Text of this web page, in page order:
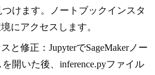
けます。ノートブックインスタ
にアクセスします。
と修正：JupyterでSageMakerノー
開いた後、inference.pyファイル